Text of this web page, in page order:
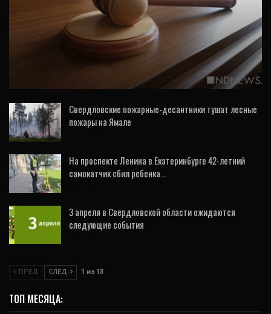
ОБЩЕСТВО
Житель Карпинска семь лет работал
инженером по поддельному диплому
Свердловские пожарные-десантники тушат лесные
пожары на Ямале
На проспекте Ленина в Екатеринбурге 42-летний
самокатчик сбил ребенка…
3 апреля в Свердловской области ожидаются
следующие события
ПРЕД СЛЕД 1 из 13
ТОП МЕСЯЦА: